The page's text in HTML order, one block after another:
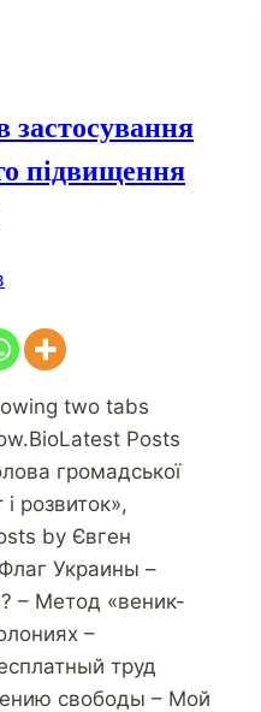
підвищення
two tabs
Posts
громадської
і розвиток»,
by Євген
Украины –
– Метод «веник-
–
труд
свободы – Мой